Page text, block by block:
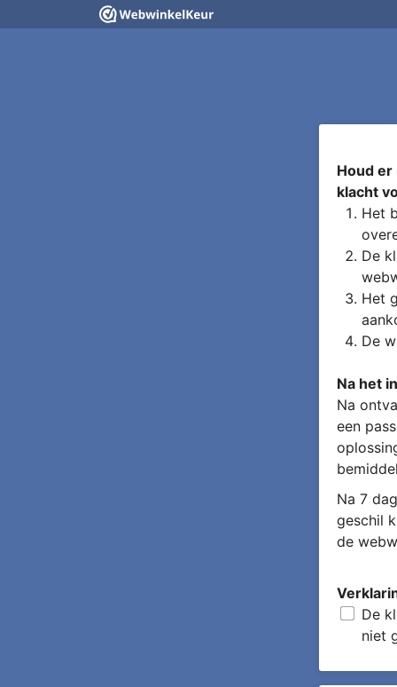
Houd
klacht
Het
De
Het
De
Na het
Na
een
Na 7
geschil
de
De
niet